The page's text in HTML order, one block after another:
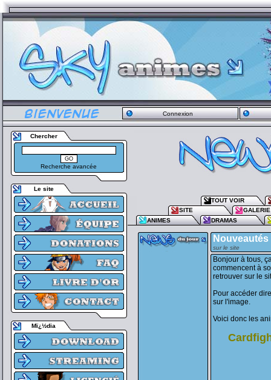
Connexion
Chercher
Recherche avancée
Le site
Mï¿½dia
TOUT VOIR
SITE
GALERIE
ANIMES
DRAMAS
sur le site
Bonjour à tous,
commencent à
retrouver sur le
Pour accéder
sur l'image.
Voici donc les